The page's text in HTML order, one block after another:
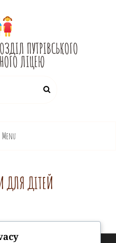
ПУТРІВСЬКОГО
ЛІЦЕЮ
Search
Menu
ДЛЯ ДІТЕЙ